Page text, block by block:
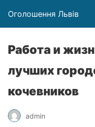
Оголошення Львів
Работа и
лучших
кочевников
admin